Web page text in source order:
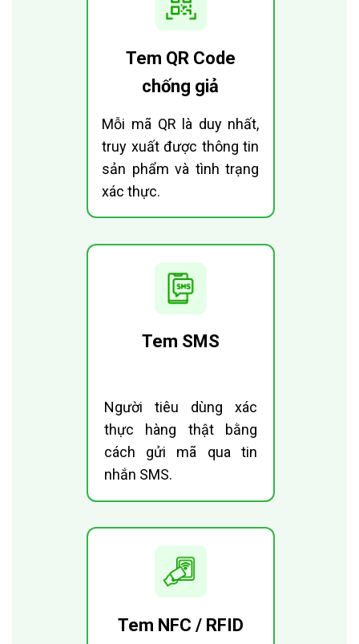
Tem NFC / RFID
Tem SMS
Người tiêu dùng xác
thực hàng thật bằng
cách gửi mã qua tin
nhắn SMS.
Tem QR Code
chống giả
Mỗi mã QR là duy nhất,
truy xuất được thông tin
sản phẩm và tình trạng
xác thực.